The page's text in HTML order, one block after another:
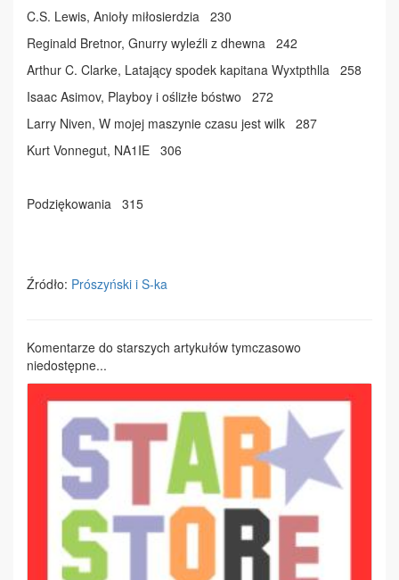
C.S. Lewis, Anioły miłosierdzia 230
Reginald Bretnor, Gnurry wyleźli z dhewna 242
Arthur C. Clarke, Latający spodek kapitana Wyxtpthlla 258
Isaac Asimov, Playboy i oślizłe bóstwo 272
Larry Niven, W mojej maszynie czasu jest wilk 287
Kurt Vonnegut, NA1IE 306
Podziękowania 315
Źródło: Prószyński i S-ka
Komentarze do starszych artykułów tymczasowo
niedostępne...